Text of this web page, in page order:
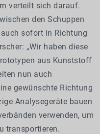
verteilt sich darauf.
den Schuppen
sofort in Richtung
„Wir haben diese
aus Kunststoff
nun auch
gewünschte Richtung
Analysegeräte bauen
verwenden, um
transportieren.